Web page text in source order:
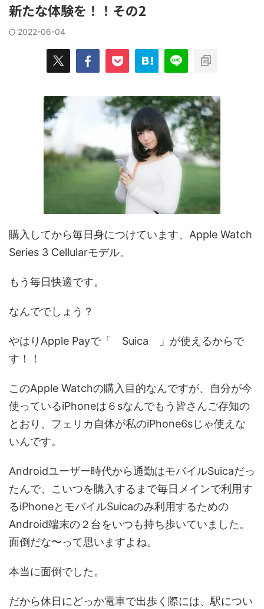
新たな体験を！！その2
2022-06-04
購入してから毎日身につけています、Apple Watch
Series 3 Cellularモデル。
もう毎日快適です。
なんででしょう？
やはりApple Payで「 Suica 」が使えるからで
す！！
このApple Watchの購入目的なんですが、自分が今
使っているiPhoneは６sなんでもう皆さんご存知の
とおり、フェリカ自体が私のiPhone6sじゃ使えな
いんです。
Androidユーザー時代から通勤はモバイルSuicaだっ
たんで、こいつを購入するまで毎日メインで利用す
るiPhoneとモバイルSuicaのみ利用するための
Android端末の２台をいつも持ち歩いていました。
面倒だな〜って思いますよね。
本当に面倒でした。
だから休日にどっか電車で出歩く際には、駅につい